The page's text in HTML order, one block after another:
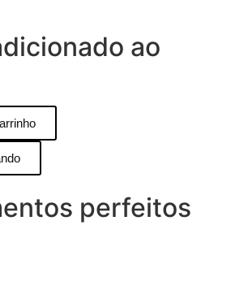
ao
perfeitos